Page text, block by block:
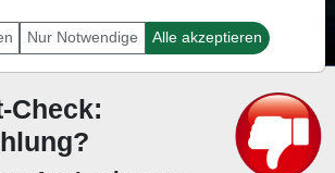
Check:
Nur Notwendige Alle akzeptieren